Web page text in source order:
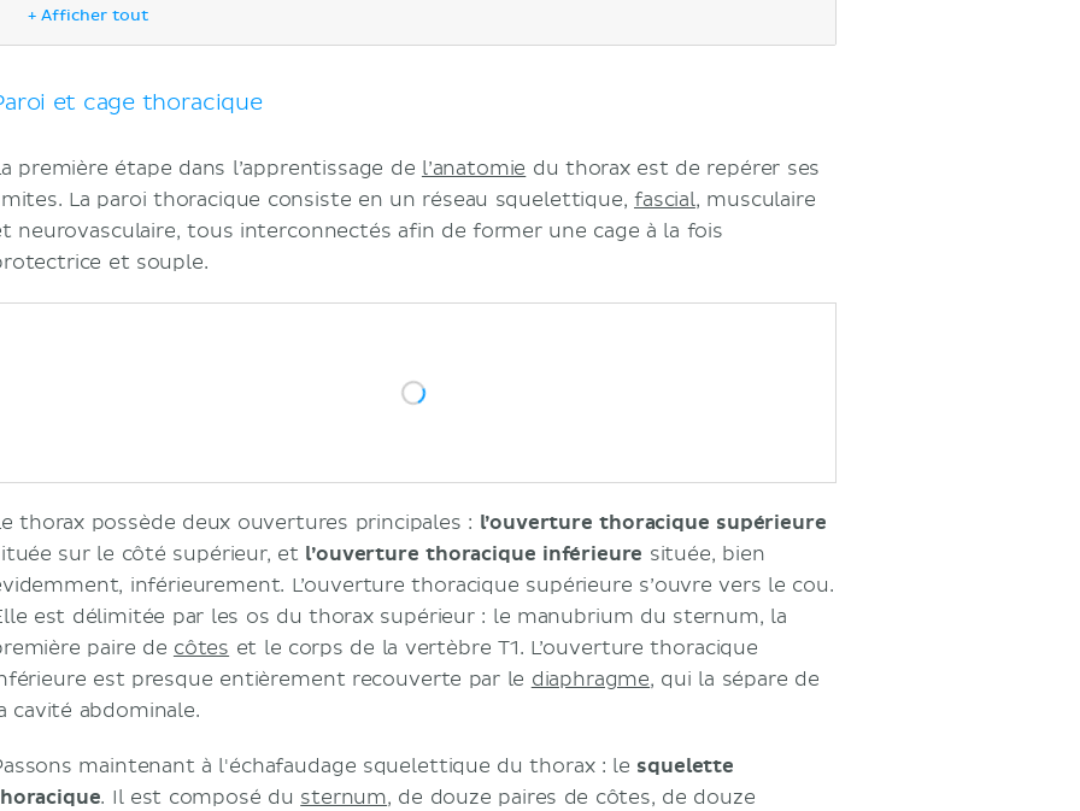
Poumons
Oesophage
Thymus
Anatomie du sein chez la femme
Sources
+ Afficher tout
et cage thoracique
première étape dans l’apprentissage de l’anatomie du thorax est de repérer ses
La paroi thoracique consiste en un réseau squelettique, fascial, musculaire
neurovasculaire, tous interconnectés afin de former une cage à la fois
et souple.
thorax possède deux ouvertures principales : l’ouverture thoracique supérieure
sur le côté supérieur, et l’ouverture thoracique inférieure située, bien
inférieurement. L’ouverture thoracique supérieure s’ouvre vers le cou.
est délimitée par les os du thorax supérieur : le manubrium du sternum, la
paire de côtes et le corps de la vertèbre T1. L’ouverture thoracique
est presque entièrement recouverte par le diaphragme, qui la sépare de
cavité abdominale.
maintenant à l'échafaudage squelettique du thorax : le squelette
. Il est composé du sternum, de douze paires de côtes, de douze